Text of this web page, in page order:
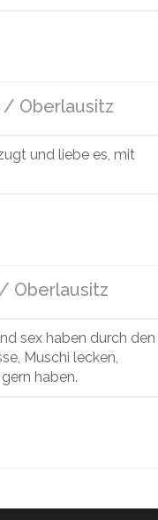
/ Oberlausitz
und liebe es, mit
Oberlausitz
sex haben durch den
Muschi lecken,
haben.